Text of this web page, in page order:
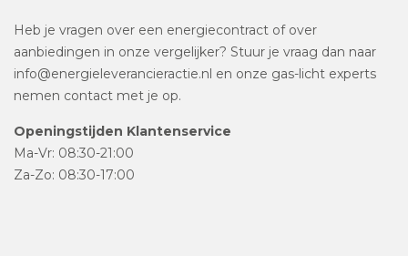
Heb je vragen over een energiecontract of over
aanbiedingen in onze vergelijker? Stuur je vraag dan naar
info@energieleverancieractie.nl en onze gas-licht experts
nemen contact met je op.
Openingstijden Klantenservice
Ma-Vr: 08:30-21:00
Za-Zo: 08:30-17:00